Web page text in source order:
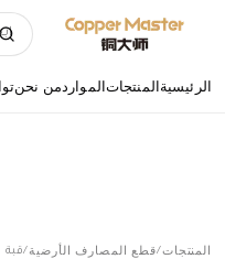
الرئيسيةالمنتجاتالمواردمن نحن
المنتجات/قطع المصارف الأرضية /قبة